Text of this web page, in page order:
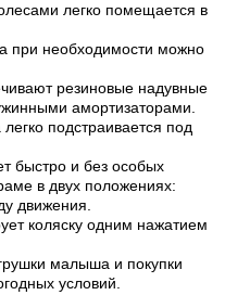
легко помещается в
при необходимости можно
резиновые надувные
амортизаторами.
подстраивается под
быстро и без особых
в двух положениях:
движения.
коляску одним нажатием
малыша и покупки
условий.